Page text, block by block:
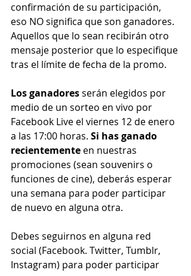
confirmación de su participación,
eso NO significa que son ganadores.
Aquellos que lo sean recibirán otro
mensaje posterior que lo especifique
tras el límite de fecha de la promo.
Los ganadores serán elegidos por
medio de un sorteo en vivo por
Facebook Live el viernes 12 de enero
a las 17:00 horas. Si has ganado
recientemente en nuestras
promociones (sean souvenirs o
funciones de cine), deberás esperar
una semana para poder participar
de nuevo en alguna otra.
Debes seguirnos en alguna red
social (Facebook. Twitter, Tumblr,
Instagram) para poder participar